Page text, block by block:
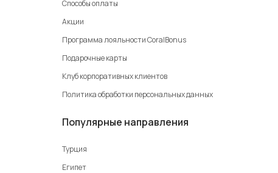
Способы оплаты
Акции
Программа лояльности CoralBonus
Подарочные карты
Клуб корпоративных клиентов
Политика обработки персональных данных
Популярные направления
Турция
Египет